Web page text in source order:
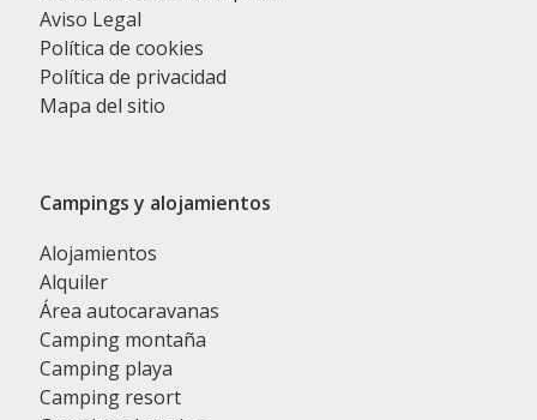
Aviso Legal
Política de cookies
Política de privacidad
Mapa del sitio
Campings y alojamientos
Alojamientos
Alquiler
Área autocaravanas
Camping montaña
Camping playa
Camping resort